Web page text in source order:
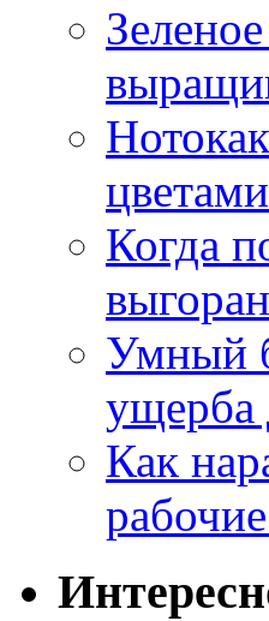
цветами
Когда
Умный
ущерба
Как